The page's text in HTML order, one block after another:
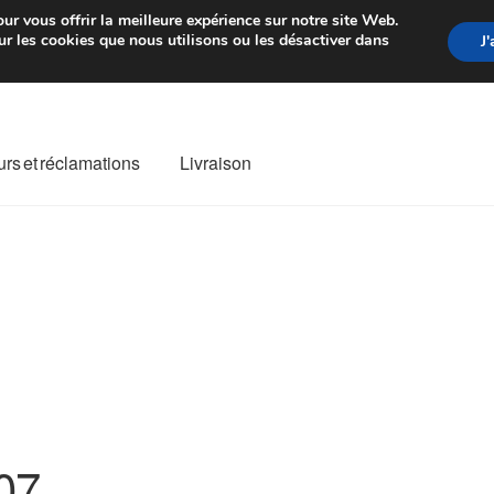
de 7 EUR Du lundi au
et réclamations Livraison
vous offrir la meilleure expérience sur notre site Web.
les cookies que nous utilisons ou les désactiver dans